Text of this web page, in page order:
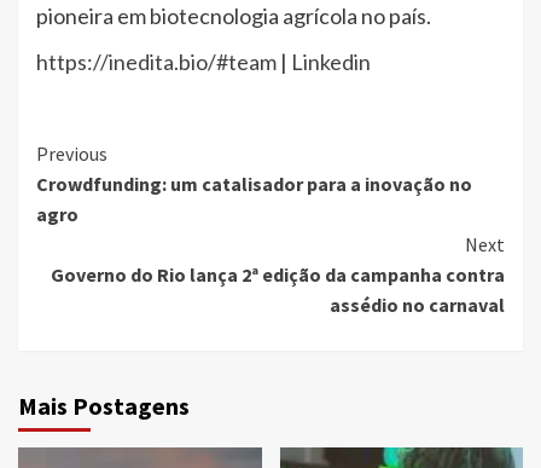
pioneira em biotecnologia agrícola no país.
https://inedita.bio/#team | Linkedin
Continue
Reading
Previous
Crowdfunding: um catalisador para a inovação no
agro
Next
Governo do Rio lança 2ª edição da campanha contra
assédio no carnaval
Mais Postagens